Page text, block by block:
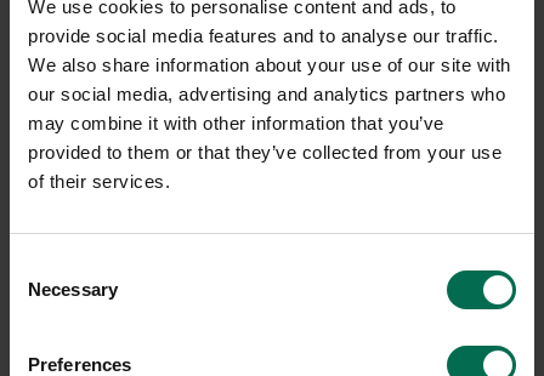
We use cookies to personalise content and ads, to
provide social media features and to analyse our traffic.
We also share information about your use of our site with
our social media, advertising and analytics partners who
may combine it with other information that you’ve
provided to them or that they’ve collected from your use
of their services.
Selection
Necessary
Preferences
Färg
Svart, Vit
Bredd
430mm
Djup
800mm
Höjd
1300mm
Färg - dörrar
Färg - stomme
Vit
Om varumärket